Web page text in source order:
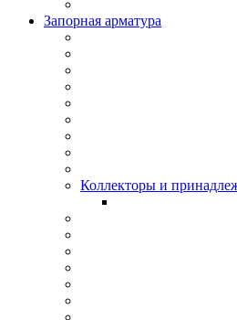
Запорная арматура
Коллекторы и